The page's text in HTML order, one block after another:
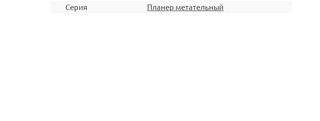
Серия
Планер метательный